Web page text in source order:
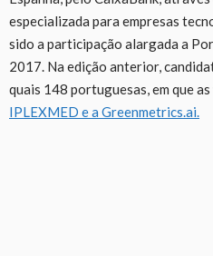
especializada para empresas
sido a participação alargada a
2017. Na edição anterior,
quais 148 portuguesas, em que
IPLEXMED e a Greenmetrics.ai.